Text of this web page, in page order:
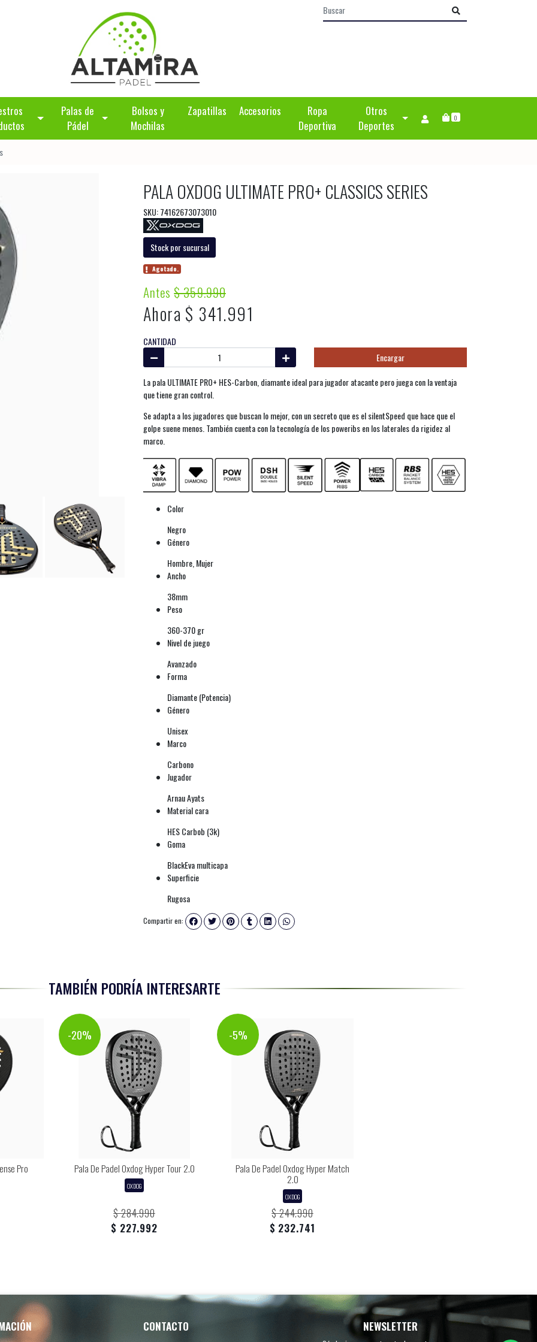
Palas de
Pádel
Bolsos y
Mochilas
Zapatillas Accesorios
Ropa
Deportiva
Otros
Deportes
0
PALA OXDOG ULTIMATE PRO+ CLASSICS SERIES
SKU: 74162673073010
Stock por sucursal
Agotado.
Antes$ 359.990
Ahora $ 341.991
CANTIDAD
Encargar
La pala ULTIMATE PRO+ HES-Carbon, diamante ideal para jugador atacante pero juega con la ventaja
que tiene gran control.
Se adapta a los jugadores que buscan lo mejor, con un secreto que es el silentSpeed que hace que el
golpe suene menos. También cuenta con la tecnología de los poweribs en los laterales da rigidez al
marco.
Color
Negro
Género
Hombre, Mujer
Ancho
38mm
Peso
360-370 gr
Nivel de juego
Avanzado
Forma
Diamante (Potencia)
Género
Unisex
Marco
Carbono
Jugador
Arnau Ayats
Material cara
HES Carbob (3k)
Goma
BlackEva multicapa
Superficie
Rugosa
Compartir en:
TAMBIÉN PODRÍA INTERESARTE
Pro
-20%
Pala De Padel Oxdog Hyper Tour 2.0
OXDOG
$ 284.990
$ 227.992
-5%
Pala De Padel Oxdog Hyper Match
2.0
OXDOG
$ 244.990
$ 232.741
CONTACTO NEWSLETTER